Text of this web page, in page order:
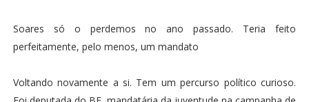
Soares só o perdemos no ano passado. Teria feito
perfeitamente, pelo menos, um mandato
Voltando novamente a si. Tem um percurso político curioso.